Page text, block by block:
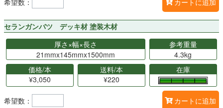
希望数： カートに追加
セランガンバツ デッキ材 塗装木材
厚さ×幅×長さ
21mmx145mmx1500mm
参考重量
4.3kg
価格/本
¥3,050
送料/本
¥220
在庫
希望数： カートに追加